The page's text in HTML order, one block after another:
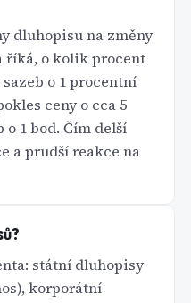
dluhopisu na změny
říká, o kolik procent
o 1 procentní
ceny o cca 5
1 bod. Čím delší
a prudší reakce na
státní dluhopisy
korporátní